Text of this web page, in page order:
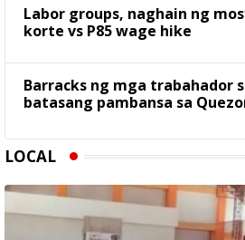
Labor groups, naghain ng
korte vs P85 wage hike
Barracks ng mga trabahador
batasang pambansa sa
LOCAL